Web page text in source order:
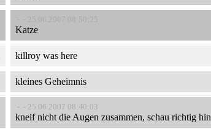
Katze
killroy was here
kleines Geheimnis
- - 25.06.2007 08:40:03
kneif nicht die Augen zusammen, schau richtig hin